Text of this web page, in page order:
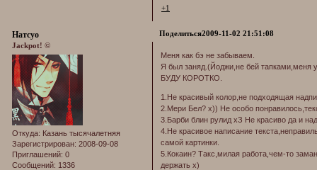
+1
Поделиться2009-11-02 21:51:08
Натсуо
Jackpot! ©
Откуда: Казань тысячалетняя
Зарегистрирован: 2008-09-08
Приглашений: 0
Сообщений: 1336
Меня как бэ не забываем.
Я был заняд.(Йоджи,не бей тапками,меня
БУДУ КОРОТКО.
1.Не красивый колор,не подходящая
2.Мери Бел? х)) Не особо
3.Барби блин рулид хЗ Не красиво да и
4.Не красивое написание
самой картинки.
5.Кокаин? Такс,милая работа,чем-то
держать х)